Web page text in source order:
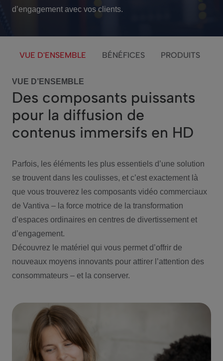
d’engagement avec vos clients.
VUE D'ENSEMBLE BÉNÉFICES PRODUITS
VUE D’ENSEMBLE
Des composants puissants
pour la diffusion de
contenus immersifs en HD
Parfois, les éléments les plus essentiels d’une solution
se trouvent dans les coulisses, et c’est exactement là
que vous trouverez les composants vidéo commerciaux
de Vantiva – la force motrice de la transformation
d’espaces ordinaires en centres de divertissement et
d’engagement.
Découvrez le matériel qui vous permet d’offrir de
nouveaux moyens innovants pour attirer l’attention des
consommateurs – et la conserver.